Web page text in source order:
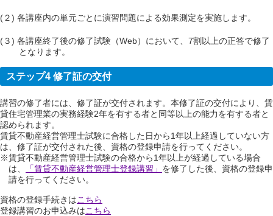
(２) 各講座内の単元ごとに演習問題による効果測定を実施します。
(３) 各講座終了後の修了試験（Web）において、7割以上の正答で修了
となります。
ステップ4 修了証の交付
講習の修了者には、修了証が交付されます。本修了証の交付により、賃
貸住宅管理業の実務経験2年を有する者と同等以上の能力を有する者と
認められます。
賃貸不動産経営管理士試験に合格した日から1年以上経過していない方
は、修了証が交付された後、資格の登録申請を行ってください。
※賃貸不動産経営管理士試験の合格から1年以上が経過している場合
は、
「賃貸不動産経営管理士登録講習」 を修了した後、資格の登録申
請を行ってください。
資格の登録手続きはこちら
登録講習のお申込みはこちら